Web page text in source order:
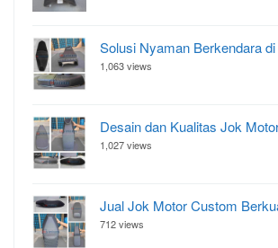
Solusi Nyaman Berkendara
1,063 views
Desain dan Kualitas Jok
1,027 views
Jual Jok Motor Custom
712 views